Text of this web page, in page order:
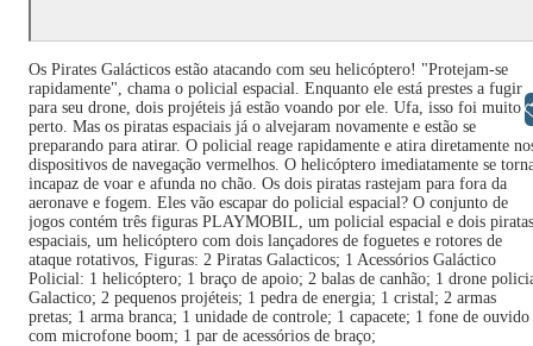
Os Pirates Galácticos estão atacando com seu helicóptero! "Protejam-se
rapidamente", chama o policial espacial. Enquanto ele está prestes a fugir
para seu drone, dois projéteis já estão voando por ele. Ufa, isso foi muito
perto. Mas os piratas espaciais já o alvejaram novamente e estão se
preparando para atirar. O policial reage rapidamente e atira diretamente
dispositivos de navegação vermelhos. O helicóptero imediatamente se
incapaz de voar e afunda no chão. Os dois piratas rastejam para fora da
aeronave e fogem. Eles vão escapar do policial espacial? O conjunto de
jogos contém três figuras PLAYMOBIL, um policial espacial e dois piratas
espaciais, um helicóptero com dois lançadores de foguetes e rotores de
ataque rotativos, Figuras: 2 Piratas Galacticos; 1 Acessórios Galáctico
Policial: 1 helicóptero; 1 braço de apoio; 2 balas de canhão; 1 drone
Galactico; 2 pequenos projéteis; 1 pedra de energia; 1 cristal; 2 armas
pretas; 1 arma branca; 1 unidade de controle; 1 capacete; 1 fone de ouvido
com microfone boom; 1 par de acessórios de braço;
Libras